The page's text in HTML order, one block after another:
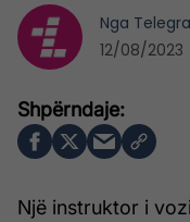
Një instruktor i
Nga
12/08/2023